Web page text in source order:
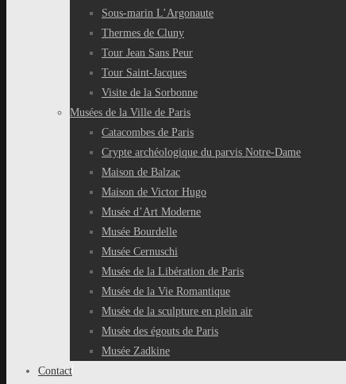
Sous-marin L’Argonaute
Thermes de Cluny
Tour Jean Sans Peur
Tour Saint-Jacques
Visite de la Sorbonne
Musées de la Ville de Paris
Catacombes de Paris
Crypte archéologique du parvis Notre-Dame
Maison de Balzac
Maison de Victor Hugo
Musée d’Art Moderne
Musée Bourdelle
Musée Cernuschi
Musée de la Libération de Paris
Musée de la Vie Romantique
Musée de la sculpture en plein air
Musée des égouts de Paris
Musée Zadkine
Contact